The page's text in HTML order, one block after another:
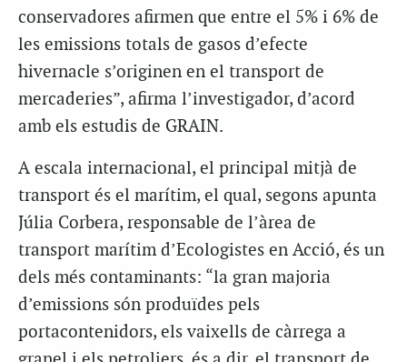
conservadores afirmen que entre el 5% i 6% de
les emissions totals de gasos d’efecte
hivernacle s’originen en el transport de
mercaderies”, afirma l’investigador, d’acord
amb els estudis de GRAIN.
A escala internacional, el principal mitjà de
transport és el marítim, el qual, segons apunta
Júlia Corbera, responsable de l’àrea de
transport marítim d’Ecologistes en Acció, és un
dels més contaminants: “la gran majoria
d’emissions són produïdes pels
portacontenidors, els vaixells de càrrega a